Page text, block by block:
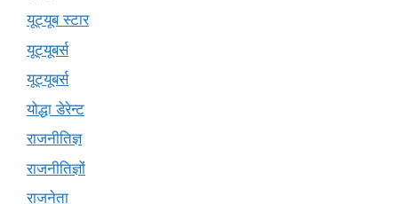
यूट्यूब स्टार
यूट्‍यूबर्स
यूट्यूबर्स
योद्धा डेरेन्ट
राजनीतिज्ञ
राजनीतिज्ञों
राजनेता